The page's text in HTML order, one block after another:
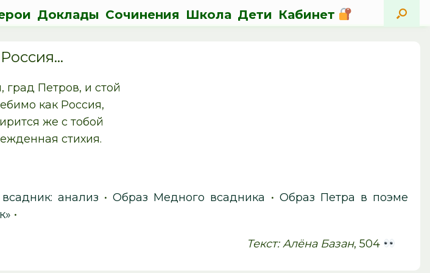
Доклады Сочинения Школа Дети Кабинет
град Петров, и стой
как Россия,
же с тобой
стихия.
анализ •Образ Медного всадника • Образ Петра в поэме
•
Текст: Алёна Базан, 504